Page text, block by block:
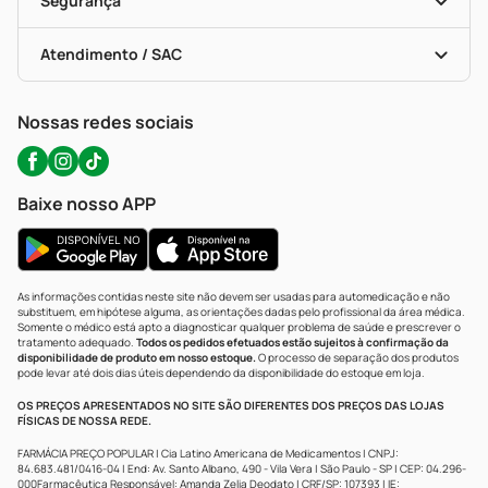
Troca E Devolução
Bulas De A A Z
Políticas De Marketplace
Testes Rápidos
Autoteste Covid-19
Certificado De Segurança
Portal Da Privacidade
Atendimento / SAC
WhatsApp (47) 9202-1687
Nossas redes sociais
Baixe nosso APP
As informações contidas neste site não devem ser usadas para automedicação e não
substituem, em hipótese alguma, as orientações dadas pelo profissional da área médica.
Somente o médico está apto a diagnosticar qualquer problema de saúde e prescrever o
tratamento adequado. Todos os pedidos efetuados estão sujeitos à confirmação da
disponibilidade de produto em nosso estoque.O processo de separação dos produtos
pode levar até dois dias úteis dependendo da disponibilidade do estoque em loja.
OS PREÇOS APRESENTADOS NO SITE SÃO DIFERENTES DOS PREÇOS DAS LOJAS
FÍSICAS DE NOSSA REDE.
FARMÁCIA PREÇO POPULAR | Cia Latino Americana de Medicamentos | CNPJ:
84.683.481/0416-04 | End: Av. Santo Albano, 490 - Vila Vera | São Paulo - SP | CEP: 04.296-
000Farmacêutica Responsável: Amanda Zelia Deodato | CRF/SP: 107393 | IE: